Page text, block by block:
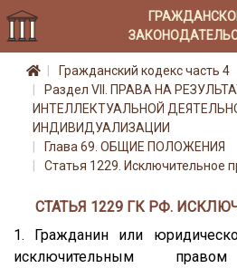
Гражданский кодекс часть 4
Раздел VII. ПРАВА НА
ИНТЕЛЛЕКТУАЛЬНОЙ
ИНДИВИДУАЛИЗАЦИИ
Глава 69. ОБЩИЕ ПОЛОЖЕНИЯ
Статья 1229. Исключительное
СТАТЬЯ 1229 ГК РФ.
1. Гражданин или
исключительным